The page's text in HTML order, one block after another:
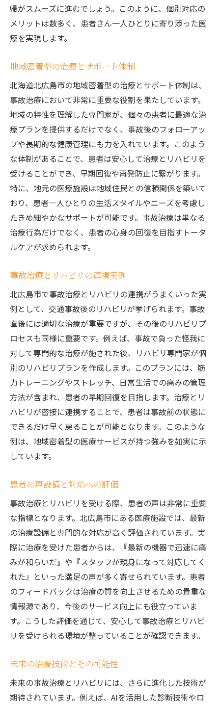
帰がスムーズに進むでしょう。このように、個別対応の
メリットは数多く、患者さん一人ひとりに寄り添った医
療を実現します。
地域密着型の治療とサポート体制
北海道北広島市の地域密着型の治療とサポート体制は、
事故治療において非常に重要な役割を果たしています。
地域の特性を理解した専門家が、個々の患者に最適な治
療プランを提供するだけでなく、事故後のフォローアッ
プや長期的な健康管理にも力を入れています。このよう
な体制があることで、患者は安心して治療とリハビリを
受けることができ、早期回復や再発防止に繋がります。
特に、地元の医療施設は地域住民との信頼関係を築いて
おり、患者一人ひとりの生活スタイルやニーズを考慮し
たきめ細やかなサポートが可能です。事故治療は単なる
治療行為だけでなく、患者の心身の回復を目指すトータ
ルケアが求められます。
事故治療とリハビリの連携実例
北広島市で事故治療とリハビリの連携がうまくいった実
例として、交通事故後のリハビリが挙げられます。事故
直後には適切な治療が重要ですが、その後のリハビリプ
ロセスも同様に重要です。例えば、事故で負った怪我に
対して専門的な治療が施された後、リハビリ専門家が個
別のリハビリプランを作成します。このプランには、筋
力トレーニングやストレッチ、日常生活での痛みの管理
方法が含まれ、患者の早期回復を目指します。治療とリ
ハビリが密接に連携することで、患者は事故前の状態に
できるだけ早く戻ることが可能となります。このような
例は、地域密着型の医療サービスが持つ強みを如実に示
しています。
患者の声設備と対応への評価
事故治療とリハビリを受ける際、患者の声は非常に重要
な指標となります。北広島市にある医療施設では、最新
の治療設備と専門的な対応が高く評価されています。実
際に治療を受けた患者からは、『最新の機器で迅速に痛
みが和らいだ』や『スタッフが親身になって対応してく
れた』といった満足の声が多く寄せられています。患者
のフィードバックは治療の質を向上させるための貴重な
情報源であり、今後のサービス向上にも役立っていま
す。こうした評価を通じて、安心して事故治療とリハビ
リを受けられる環境が整っていることが確認できます。
未来の治療技術とその可能性
未来の事故治療とリハビリには、さらに進化した技術が
期待されています。例えば、AIを活用した診断技術やロ